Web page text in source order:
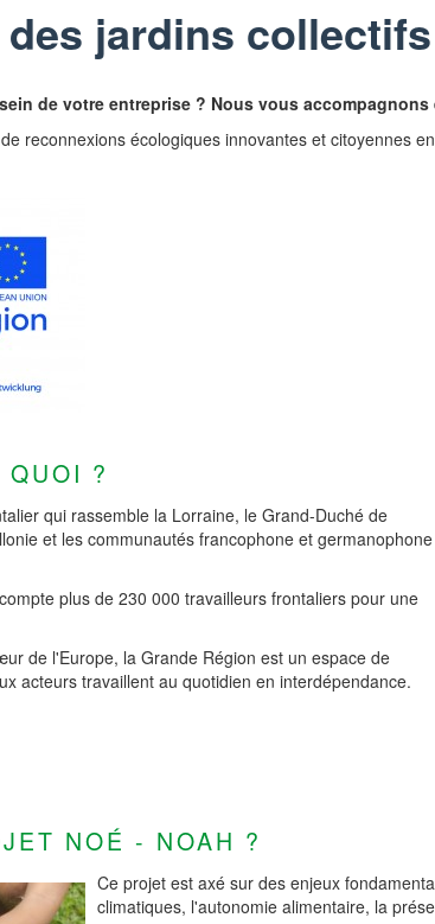
jardins
de votre entreprise ? Nous vous
reconnexions écologiques innovantes et citoyennes
?
qui rassemble la Lorraine, le Grand-Duché de
et les communautés francophone et
plus de 230 000 travailleurs frontaliers pour une
de l'Europe, la Grande Région est un espace de
acteurs travaillent au quotidien en interdépendance.
NOÉ - NOAH ?
Ce projet est axé sur des enjeux
climatiques, l'autonomie alimentaire, la